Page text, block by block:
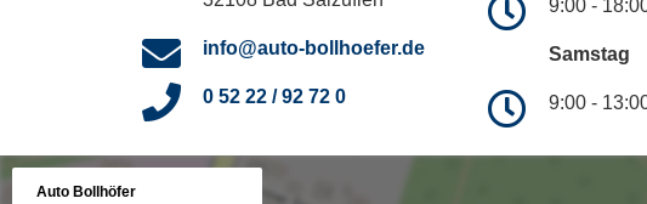
info@auto-bollhoefer.de
0 52 22 / 92 72 0
9:00 -
Samstag
9:00 -
Auto Bollhöfer